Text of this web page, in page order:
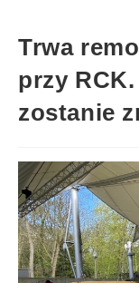
Trwa
przy
zostanie